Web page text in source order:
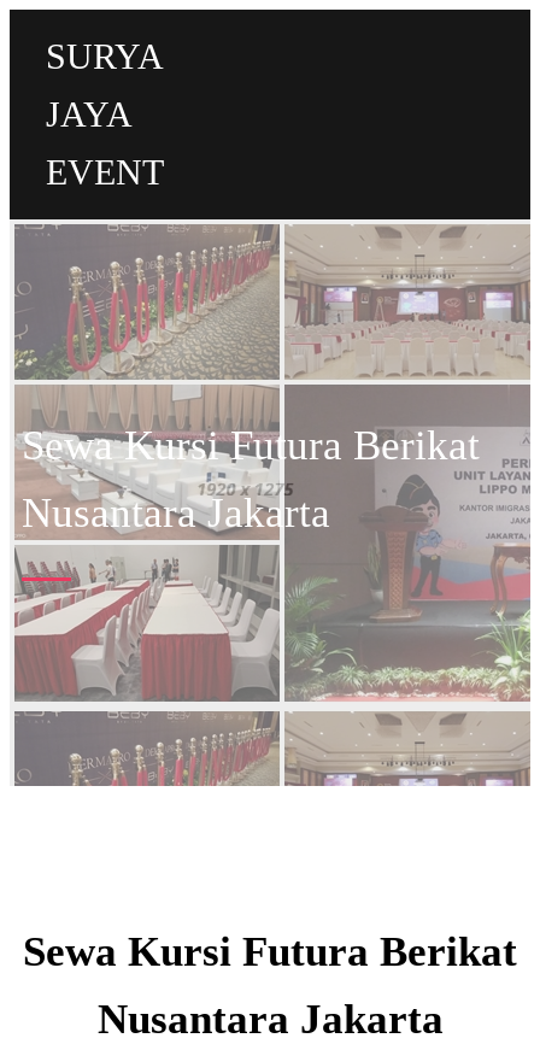
SURYA
JAYA
EVENT
Sewa Kursi Futura Berikat
Nusantara Jakarta
Sewa Kursi Futura Berikat
Nusantara Jakarta